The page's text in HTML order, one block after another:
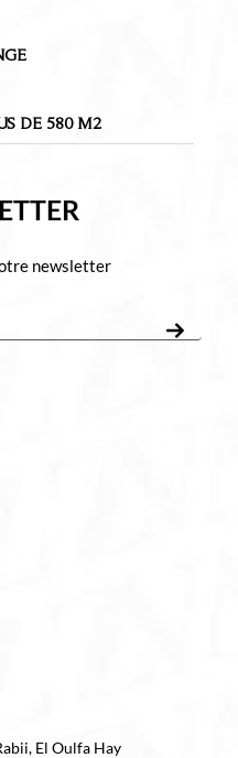
DE 580 M2
newsletter
El Oulfa Hay